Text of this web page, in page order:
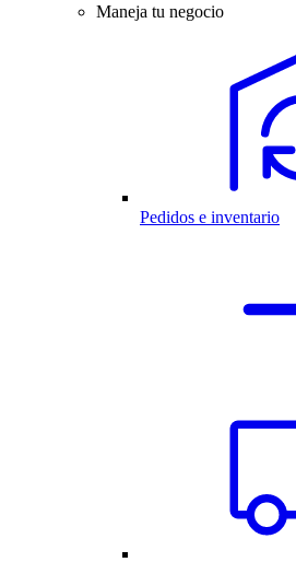
Maneja tu negocio
Pedidos e inventario